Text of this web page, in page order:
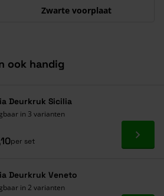
Zwarte voorplaat
ook handig
Deurkruk Sicilia
in 3 varianten
per set Ga
Deurkruk Veneto
in 2 varianten